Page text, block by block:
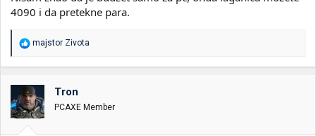
4090 i da pretekne para.
R
a
o
v
a
n
majstor Zivota
Tron
PCAXE Member